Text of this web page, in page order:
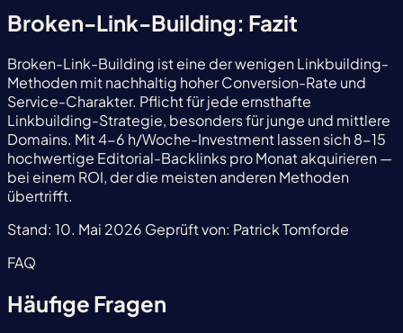
Broken-Link-Building: Fazit
Broken-Link-Building ist eine der wenigen Linkbuilding-
Methoden mit nachhaltig hoher Conversion-Rate und
Service-Charakter. Pflicht für jede ernsthafte
Linkbuilding-Strategie, besonders für junge und mittlere
Domains. Mit 4-6 h/Woche-Investment lassen sich 8-15
hochwertige Editorial-Backlinks pro Monat akquirieren —
bei einem ROI, der die meisten anderen Methoden
übertrifft.
Stand: 10. Mai 2026 Geprüft von: Patrick Tomforde
FAQ
Häufige Fragen